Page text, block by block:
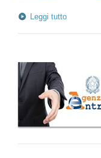
Leggi tutto